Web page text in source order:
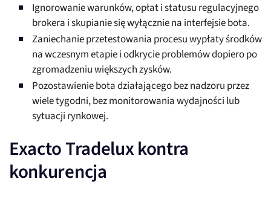
Ignorowanie warunków, opłat i statusu regulacyjnego
brokera i skupianie się wyłącznie na interfejsie bota.
Zaniechanie przetestowania procesu wypłaty środków
na wczesnym etapie i odkrycie problemów dopiero po
zgromadzeniu większych zysków.
Pozostawienie bota działającego bez nadzoru przez
wiele tygodni, bez monitorowania wydajności lub
sytuacji rynkowej.
Exacto Tradelux kontra
konkurencja